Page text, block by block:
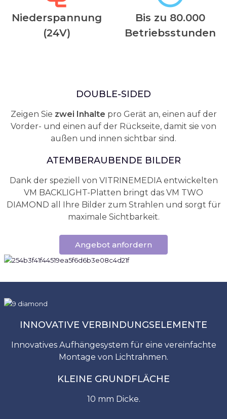
Niederspannung
(24V)
Bis zu 80.000
Betriebsstunden
DOUBLE-SIDED
Zeigen Sie zwei Inhalte pro Gerät an, einen auf der
Vorder- und einen auf der Rückseite, damit sie von
außen und innen sichtbar sind.
ATEMBERAUBENDE BILDER
Dank der speziell von VITRINEMEDIA entwickelten
VM BACKLIGHT-Platten bringt das VM TWO
DIAMOND all Ihre Bilder zum Strahlen und sorgt für
maximale Sichtbarkeit.
Angebot anfordern
INNOVATIVE VERBINDUNGSELEMENTE
Innovatives Aufhängesystem für eine vereinfachte
Montage von Lichtrahmen.
KLEINE GRUNDFLÄCHE
10 mm Dicke.